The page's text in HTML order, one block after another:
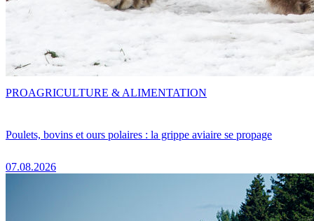
Poulets, bovins et ours polaires : la grippe aviaire se propage
07.08.2026
PROAGRICULTURE & ALIMENTATION